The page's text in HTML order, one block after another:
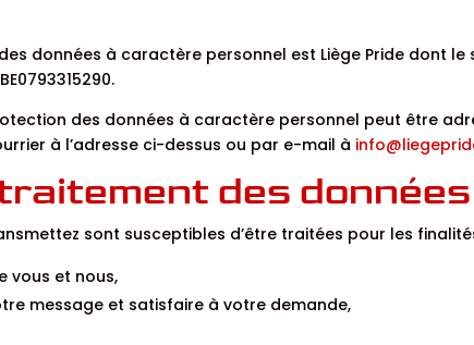
données à caractère personnel est Liège Pride dont le
des données à caractère personnel peut être
à l’adresse ci-dessus ou par e-mail à
des
sont susceptibles d’être traitées pour les
vous et nous,
message et satisfaire à votre demande,